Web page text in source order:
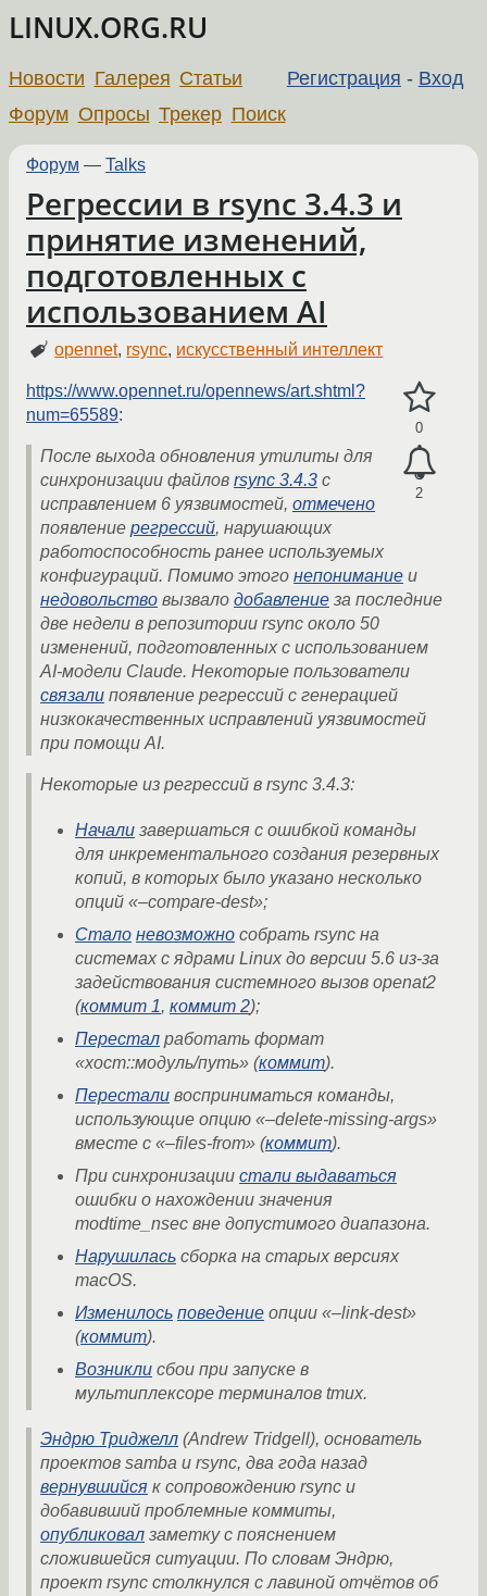
LINUX.ORG.RU
Регистрация - Вход
Новости Галерея Статьи
Форум Опросы Трекер Поиск
Форум — Talks
Регрессии в rsync 3.4.3 и
принятие изменений,
подготовленных с
использованием AI
opennet, rsync, искусственный интеллект
0
2
https://www.opennet.ru/opennews/art.shtml?
num=65589:
После выхода обновления утилиты для
синхронизации файлов rsync 3.4.3 с
исправлением 6 уязвимостей, отмечено
появление регрессий, нарушающих
работоспособность ранее используемых
конфигураций. Помимо этого непонимание и
недовольство вызвало добавление за последние
две недели в репозитории rsync около 50
изменений, подготовленных с использованием
AI-модели Claude. Некоторые пользователи
связали появление регрессий с генерацией
низкокачественных исправлений уязвимостей
при помощи AI.
Некоторые из регрессий в rsync 3.4.3:
Начали завершаться с ошибкой команды
для инкрементального создания резервных
копий, в которых было указано несколько
опций «–compare-dest»;
Стало невозможно собрать rsync на
системах с ядрами Linux до версии 5.6 из-за
задействования системного вызов openat2
(коммит 1, коммит 2);
Перестал работать формат
«хост::модуль/путь» (коммит).
Перестали восприниматься команды,
использующие опцию «–delete-missing-args»
вместе с «–files-from» (коммит).
При синхронизации стали выдаваться
ошибки о нахождении значения
modtime_nsec вне допустимого диапазона.
Нарушилась сборка на старых версиях
macOS.
Изменилось поведение опции «–link-dest»
(коммит).
Возникли сбои при запуске в
мультиплексоре терминалов tmux.
Эндрю Триджелл (Andrew Tridgell), основатель
проектов samba и rsync, два года назад
вернувшийся к сопровождению rsync и
добавивший проблемные коммиты,
опубликовал заметку с пояснением
сложившейся ситуации. По словам Эндрю,
проект rsync столкнулся с лавиной отчётов об